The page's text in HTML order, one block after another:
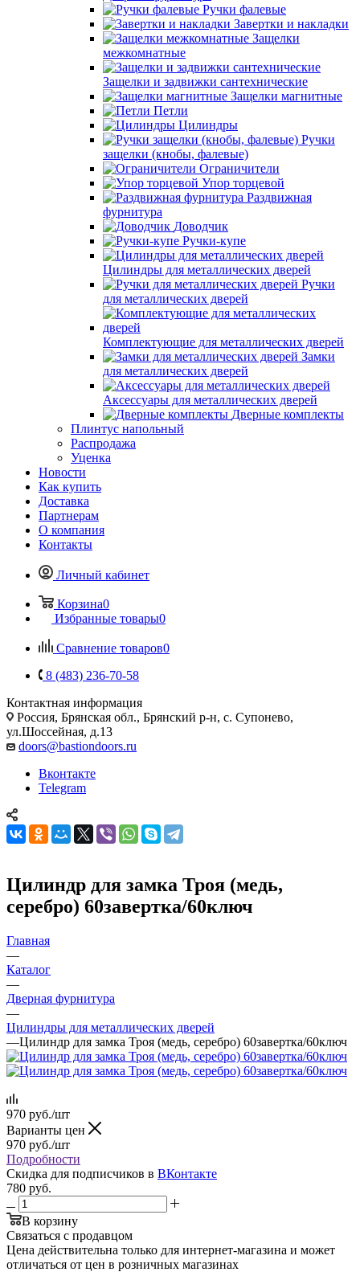
Ручки фалевые
Завертки и накладки
Защелки
межкомнатные
Защелки и задвижки сантехнические
Защелки магнитные
Петли
Цилиндры
Ручки
защелки (кнобы, фалевые)
Ограничители
Упор торцевой
Раздвижная
фурнитура
Доводчик
Ручки-купе
Цилиндры для металлических дверей
Ручки
для металлических дверей
Комплектующие для металлических дверей
Замки
для металлических дверей
Аксессуары для металлических дверей
Дверные комплекты
Плинтус напольный
Распродажа
Уценка
Новости
Как купить
Доставка
Партнерам
О компания
Контакты
Личный кабинет
Корзина0
Избранные товары0
Сравнение товаров0
8 (483) 236-70-58
Контактная информация
Россия, Брянская обл., Брянский р-н, с. Супонево,
ул.Шоссейная, д.13
doors@bastiondoors.ru
Вконтакте
Telegram
Цилиндр для замка Троя (медь,
серебро) 60завертка/60ключ
Главная
—
Каталог
—
Дверная фурнитура
—
Цилиндры для металлических дверей
—Цилиндр для замка Троя (медь, серебро) 60завертка/60ключ
970 руб./шт
Варианты цен
970 руб./шт
Подробности
Скидка для подписчиков в ВКонтакте
780 руб.
В корзину
Связаться с продавцом
Цена действительна только для интернет-магазина и может
отличаться от цен в розничных магазинах